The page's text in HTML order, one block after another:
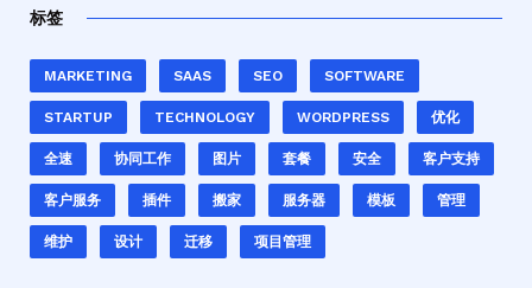
标签
MARKETING SAAS SEO SOFTWARE
STARTUP TECHNOLOGY WORDPRESS 优化
全速 协同工作 图片 套餐 安全 客户支持
客户服务 插件 搬家 服务器 模板 管理
维护 设计 迁移 项目管理